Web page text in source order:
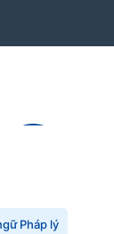
Pháp lý